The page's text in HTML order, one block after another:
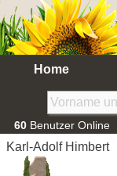
Home
60 Benutzer Online
Karl-Adolf Himbert